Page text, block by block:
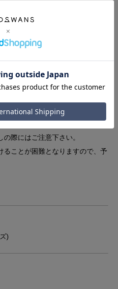
がございます。
際にはご注意下さい。
ることが困難となりますので、予
)